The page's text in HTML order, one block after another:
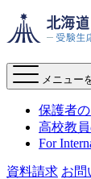
メニュー
保護者
高校教
For
資料請求 お問